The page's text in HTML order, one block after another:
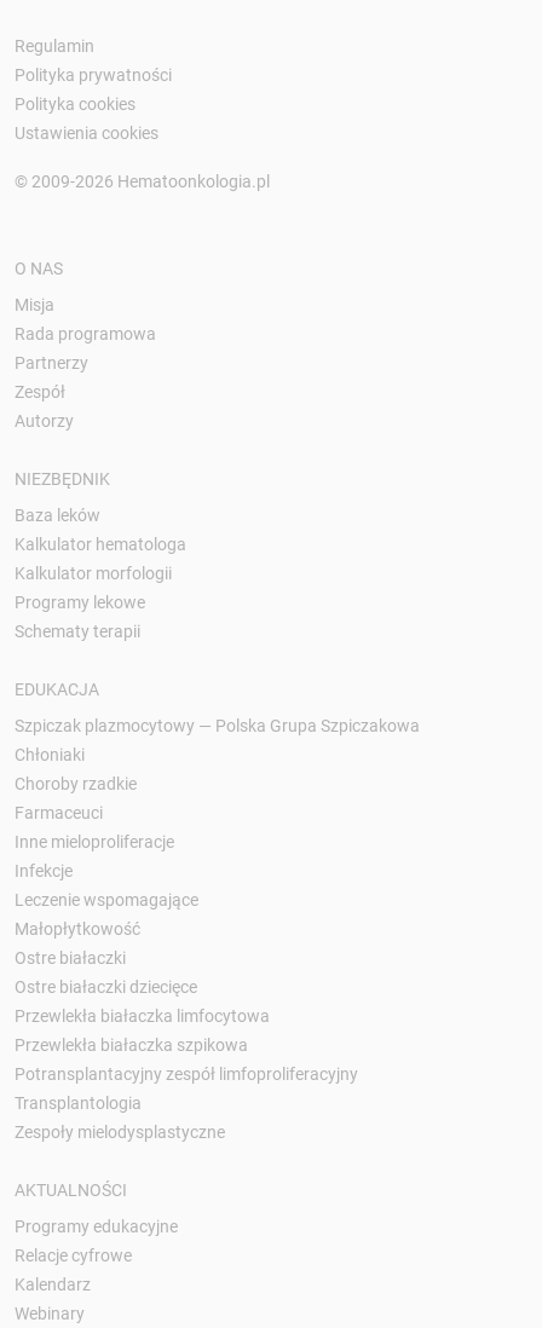
Regulamin
Polityka prywatności
Polityka cookies
Ustawienia cookies
© 2009-2026 Hematoonkologia.pl
O NAS
Misja
Rada programowa
Partnerzy
Zespół
Autorzy
NIEZBĘDNIK
Baza leków
Kalkulator hematologa
Kalkulator morfologii
Programy lekowe
Schematy terapii
EDUKACJA
Szpiczak plazmocytowy — Polska Grupa Szpiczakowa
Chłoniaki
Choroby rzadkie
Farmaceuci
Inne mieloproliferacje
Infekcje
Leczenie wspomagające
Małopłytkowość
Ostre białaczki
Ostre białaczki dziecięce
Przewlekła białaczka limfocytowa
Przewlekła białaczka szpikowa
Potransplantacyjny zespół limfoproliferacyjny
Transplantologia
Zespoły mielodysplastyczne
AKTUALNOŚCI
Programy edukacyjne
Relacje cyfrowe
Kalendarz
Webinary